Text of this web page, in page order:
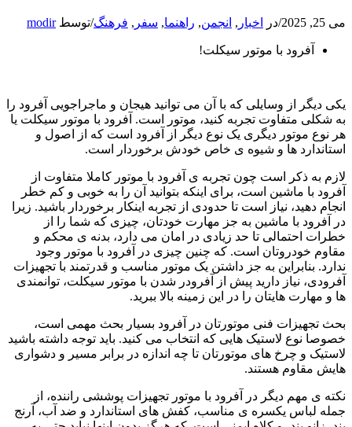
می 25, 2025 /در اخبار , انجمن, راهنما, سفر , فرهنگ/توسطmodir
آفرود با موتور سیکلت!
یکی دیگر از وسایلی که با آن می توانید هیجان و ماجراجویی آفرود را
به شکلی متفاوت تجربه کنید، موتور است. آفرود با موتور سیکلت یا
هر نوع موتور دیگری یک نوع دیگر از آفرود است که از اصول و
استاندارد ها و شیوه ی خاص خودش برخوردار است.
لازم به ذکر است چون تجربه ی آفرود با موتور کاملا متفاوت از
آفرود با ماشین است، برای اینکه بتوانید آن را به خوبی و کم خطر
انجام دهید، نیاز است تا حدودی از تجربه اینکار برخوردار باشید. زیرا
در آفرود با ماشین به جز مهارت خودتان، چیزی که شما را از
خطرات احتمالی تا حد زیادی در امان می دارد، بدنه ی محکم و
مقاوم خودروتان است. که چنین چیزی در آفرود با موتور وجود
ندارد. بنابراین به جز داشتن یک موتور مناسب و قدرتمند با تجهیزات
آفرودی، نیاز دارید پیش از آفرودر شدن با موتور سیکلت، توانمندی
ها و مهارت هایتان را در این زمینه بالا ببرید.
بحث تجهیزات فنی موتورتان در آفرود بسیار بحث مهمی است،
خصوصا نوع لاستیک هایی که انتخاب می کنید. باید توجه داشته باشید
لاستیک و چرخ های موتورتان تا چه اندازه در برابر مسیر و دشواری
هایش مقاوم هستند.
نکته ی مهم دیگر در آفرود با موتور تجهیزات پوششی راننده، از
جمله لباس یکسره ی مناسب، کفش های استاندارد و ضد آب، آرنج